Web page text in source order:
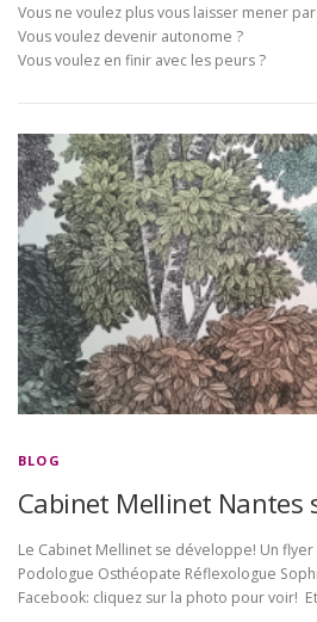
Vous ne voulez plus vous laisser mener
Vous voulez devenir autonome ?
Vous voulez en finir avec les peurs ?
BLOG
Cabinet Mellinet Nantes
Le Cabinet Mellinet se développe! Un
Podologue Osthéopate Réflexologue
Facebook: cliquez sur la photo pour voir!